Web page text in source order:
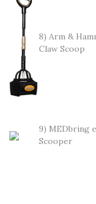
8) Arm &
Claw Scoop
9) MEDbring
Scooper